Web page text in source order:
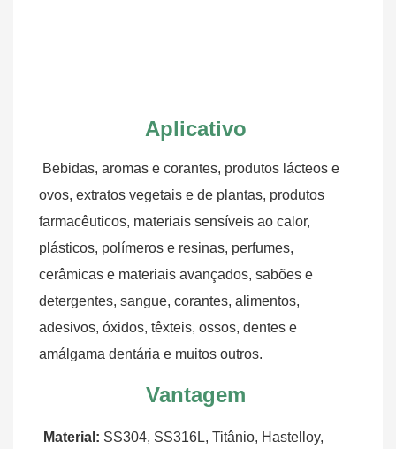
Aplicativo
Bebidas, aromas e corantes, produtos lácteos e
ovos, extratos vegetais e de plantas, produtos
farmacêuticos, materiais sensíveis ao calor,
plásticos, polímeros e resinas, perfumes,
cerâmicas e materiais avançados, sabões e
detergentes, sangue, corantes, alimentos,
adesivos, óxidos, têxteis, ossos, dentes e
amálgama dentária e muitos outros.
Vantagem
Material: SS304, SS316L, Titânio, Hastelloy,